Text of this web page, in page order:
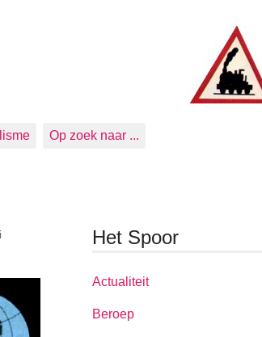
Op zoek naar ...
Het Spoor
Actualiteit
Beroep